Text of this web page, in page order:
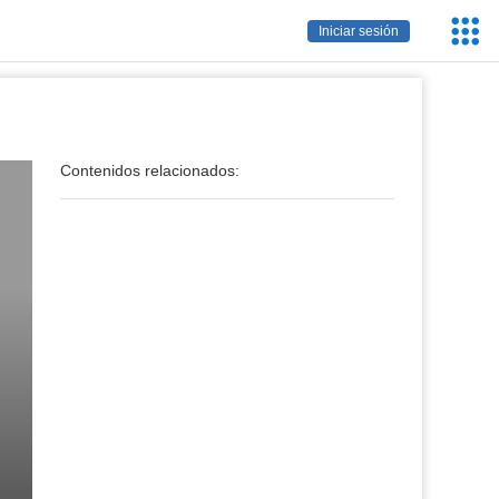
Iniciar sesión
Contenidos relacionados: